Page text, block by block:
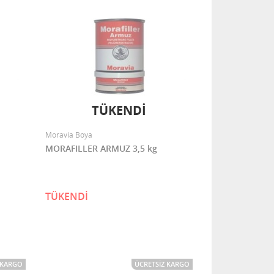
Moravia Boya
MORAFILLER ARMUZ 3,5 kg
TÜKENDİ
TÜKENDİ
ÜCRETSIZ KARGO